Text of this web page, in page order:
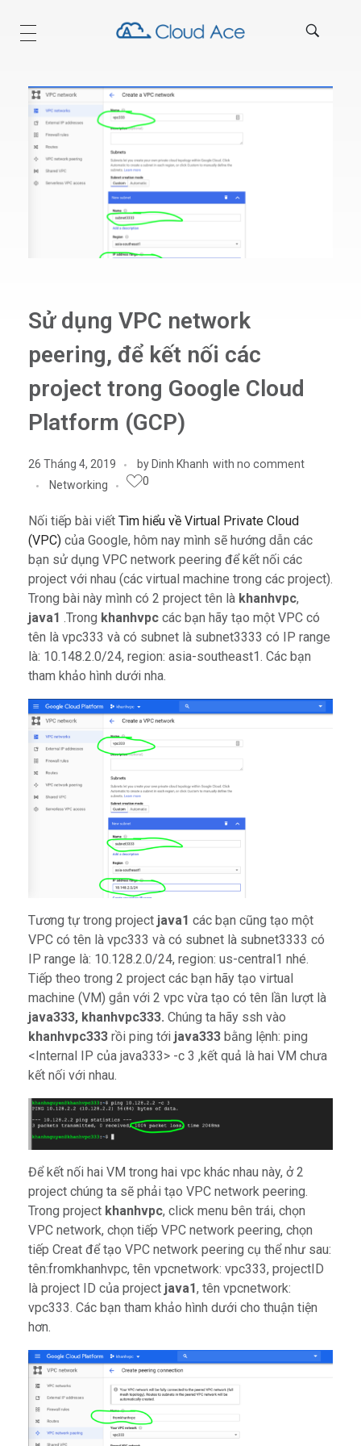
Sử dụng VPC network
peering, để kết nối các
project trong Google Cloud
Platform (GCP)
26 Tháng 4, 2019 by Dinh Khanh with no comment
Networking
0
Nối tiếp bài viết Tìm hiểu về Virtual Private Cloud
(VPC) của Google, hôm nay mình sẽ hướng dẫn các
bạn sử dụng VPC network peering để kết nối các
project với nhau (các virtual machine trong các project).
Trong bài này mình có 2 project tên là khanhvpc,
java1 .Trong khanhvpc các bạn hãy tạo một VPC có
tên là vpc333 và có subnet là subnet3333 có IP range
là: 10.148.2.0/24, region: asia-southeast1. Các bạn
tham khảo hình dưới nha.
Tương tự trong project java1 các bạn cũng tạo một
VPC có tên là vpc333 và có subnet là subnet3333 có
IP range là: 10.128.2.0/24, region: us-central1 nhé.
Tiếp theo trong 2 project các bạn hãy tạo virtual
machine (VM) gắn với 2 vpc vừa tạo có tên lần lượt là
java333, khanhvpc333. Chúng ta hãy ssh vào
khanhvpc333 rồi ping tới java333 bằng lệnh: ping
<Internal IP của java333> -c 3 ,kết quả là hai VM chưa
kết nối với nhau.
Để kết nối hai VM trong hai vpc khác nhau này, ở 2
project chúng ta sẽ phải tạo VPC network peering.
Trong project khanhvpc, click menu bên trái, chọn
VPC network, chọn tiếp VPC network peering, chọn
tiếp Creat để tạo VPC network peering cụ thể như sau:
tên:fromkhanhvpc, tên vpcnetwork: vpc333, projectID
là project ID của project java1, tên vpcnetwork:
vpc333. Các bạn tham khảo hình dưới cho thuận tiện
hơn.